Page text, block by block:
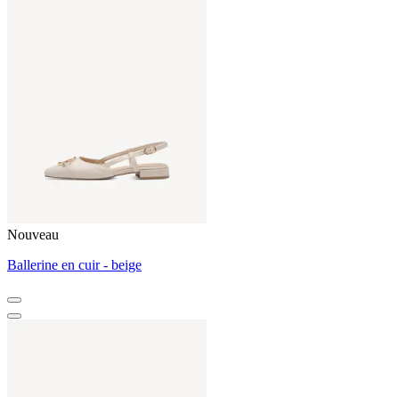
Nouveau
Ballerine en cuir - beige